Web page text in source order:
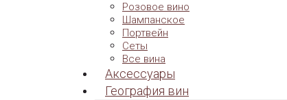
Розовое вино
Шампанское
Портвейн
Сеты
Все вина
Аксессуары
География вин